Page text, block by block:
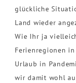
glückliche
Land wieder
Wie Ihr ja
Ferienregionen
Urlaub in
wir damit wohl